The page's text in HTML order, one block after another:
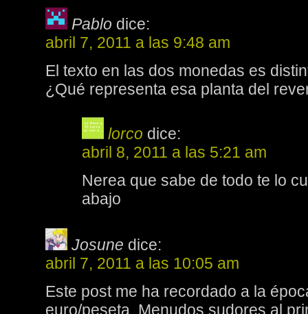
Pablo dice:
abril 7, 2011 a las 9:48 am
El texto en las dos monedas es
¿Qué representa esa planta del
lorco dice:
abril 8, 2011 a las 5:21 am
Nerea que sabe de todo te lo
abajo
Josune dice:
abril 7, 2011 a las 10:05 am
Este post me ha recordado a la
euro/peseta. Menudos sudores al